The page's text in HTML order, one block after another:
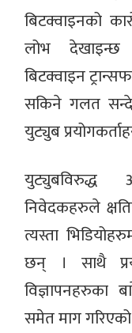
बिटक्वाइनको
लोभ
बिटक्वाइन
सकिने गलत
युट्युब
युट्युबविरुद्ध
निवेदकहरुले
त्यस्ता
छन् । साथै
विज्ञापनहरुका
समेत माग